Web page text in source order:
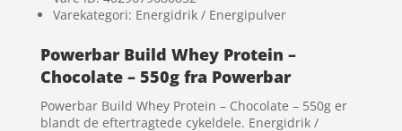
Varekategori: Energidrik / Energipulver
Powerbar Build Whey Protein –
Chocolate – 550g fra Powerbar
Powerbar Build Whey Protein – Chocolate – 550g er
blandt de eftertragtede cykeldele. Energidrik /